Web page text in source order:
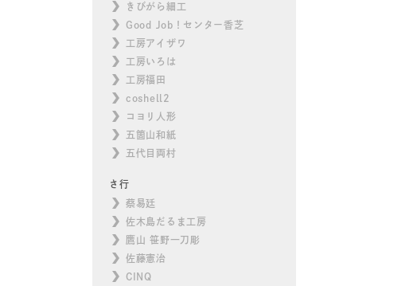
きびがら細工
Good Job！センター香芝
工房アイザワ
工房いろは
工房福田
coshell2
コヨリ人形
五箇山和紙
五代目両村
さ行
蔡易廷
佐木島だるま工房
鷹山 笹野一刀彫
佐藤憲治
CINQ